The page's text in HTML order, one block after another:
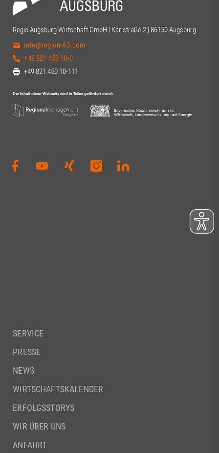
Regio Augsburg Wirtschaft GmbH | Karlstraße 2 | 86150 Augsburg
info@region-A3.com
+49 821 450 10-0
+49 821 450 10-111
SERVICE
PRESSE
NEWS
WIRTSCHAFTSKALENDER
ERFOLGSSTORYS
WIR ÜBER UNS
ANFAHRT